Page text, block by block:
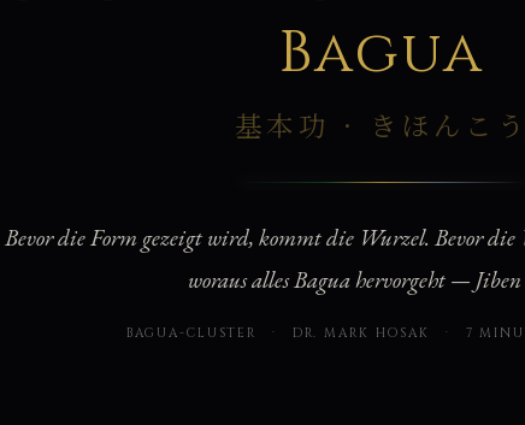
Bagua
基本功 · きほんこう
Bevor die Form gezeigt wird, kommt die Wurzel. Bevor die
woraus alles Bagua hervorgeht — Jiben
BAGUA-CLUSTER · DR. MARK HOSAK · 7